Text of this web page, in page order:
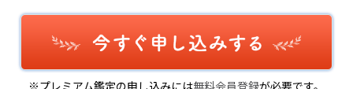
※プレミアム鑑定の申し込みには無料会員登録が必要です。